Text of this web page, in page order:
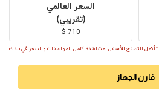
السعر العالمي
(تقريبي)
710 $
*أكمل التصفح للأسفل لمشاهدة كامل المواصفات والسعر في بلدك
قارن الجهاز